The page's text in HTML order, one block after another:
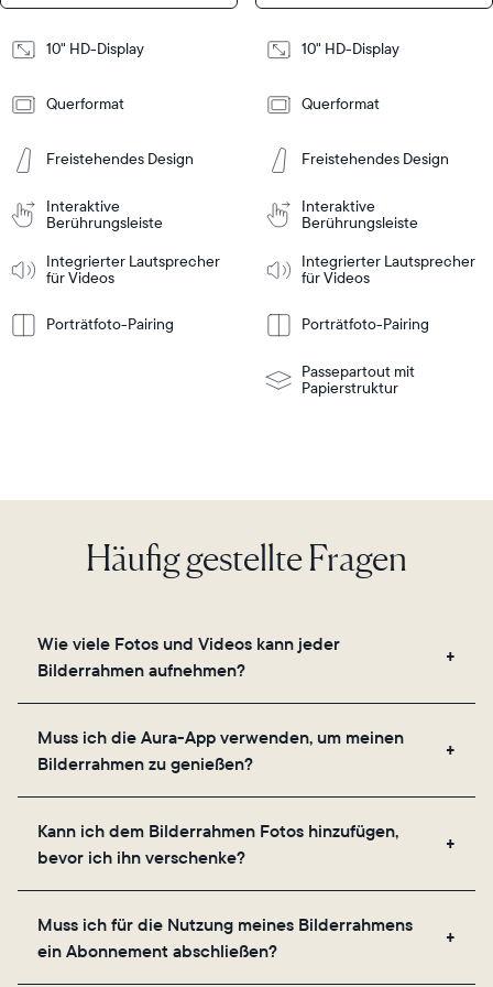
Häufig gestellte Fragen
Wie viele Fotos und Videos kann jeder
Bilderrahmen aufnehmen?
Speicher von Aura und ermöglichen es Ihnen, eine
unbegrenzte Anzahl an Fotos und Videos über die
App, E-Mail, das Internet, den In-App-Scanner oder
direkt von Ihrer Kamerarolle aus hinzuzufügen.
Muss ich die Aura-App verwenden, um meinen
Bilderrahmen zu genießen?
Einladen Ihrer Lieblingsmenschen und das
Anpassen der Einstellungen Ihres Bilderrahmens
erforderlich.
Kann ich dem Bilderrahmen Fotos hinzufügen,
bevor ich ihn verschenke?
Videos und einer Nachricht vorab aufladen.
Scannen Sie einfach den QR-Code auf der
Muss ich für die Nutzung meines Bilderrahmens
ein Abonnement abschließen?
10" HD-Display
Querformat
Freistehendes Design
Interaktive
Berührungsleiste
Integrierter Lautsprecher
für Videos
Porträtfoto-Pairing
Design
Tabletop
Tabletop
wall-
mount
Frame
Features
Weitere
10" HD-Display
Querformat
Freistehendes Design
Interaktive
Berührungsleiste
Integrierter Lautsprecher
für Videos
Porträtfoto-Pairing
Passepartout mit
Papierstruktur
Design
Tabletop
Tabletop
wall-
Frame
Features
Einkaufswagen
Weitere